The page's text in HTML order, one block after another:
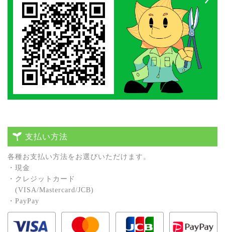
支払い方法
各種お⽀払い⽅法をお選びいただけます。
・現⾦
・クレジットカード
(VISA/Mastercard/JCB)
・PayPay